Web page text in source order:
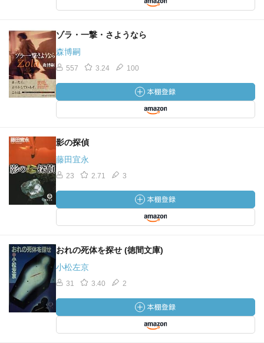
ゾラ・一撃・さようなら
森博嗣
557 3.24 100
影の探偵
藤田宜永
23 2.71 3
おれの死体を探せ (徳間文庫)
小松左京
31 3.40 2